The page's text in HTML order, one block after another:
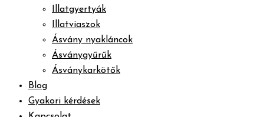
Illatgyertyák
Illatviaszok
Ásvány nyakláncok
Ásványgyűrűk
Ásványkarkötők
Blog
Gyakori kérdések